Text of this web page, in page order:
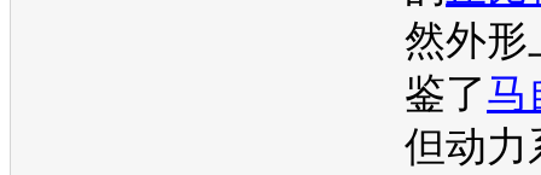
然外形
鉴了马
但动力